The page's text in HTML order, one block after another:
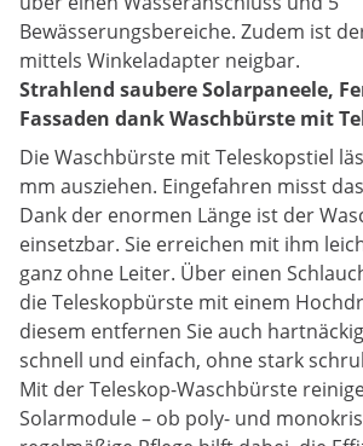
Bewässerungsbereiche. Zudem ist
mittels Winkeladapter neigbar.
Strahlend saubere Solarpaneele,
Fassaden dank Waschbürste mit
Die Waschbürste mit Teleskopstiel
mm ausziehen. Eingefahren misst
Dank der enormen Länge ist der
einsetzbar. Sie erreichen mit ihm
ganz ohne Leiter. Über einen
die Teleskopbürste mit einem
diesem entfernen Sie auch
schnell und einfach, ohne stark
Mit der Teleskop-Waschbürste
Solarmodule – ob poly- und